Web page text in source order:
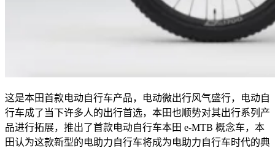
这是本田首款电动自行车产品，电动微出行风气盛行，电动自
行车成了当下许多人的出行首选，本田也顺势对其出行系列产
品进行拓展，推出了首款电动自行车本田 e-MTB 概念车，本
田认为这款新型的电助力自行车将成为电助力自行车时代的典